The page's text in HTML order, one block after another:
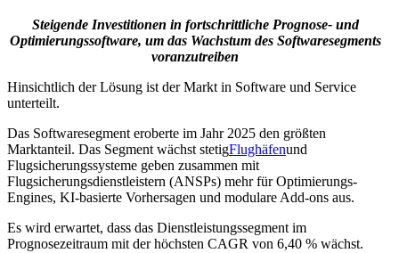
Steigende Investitionen in fortschrittliche Prognose- und
Optimierungssoftware, um das Wachstum des Softwaresegments
voranzutreiben
Hinsichtlich der Lösung ist der Markt in Software und Service
unterteilt.
Das Softwaresegment eroberte im Jahr 2025 den größten
Marktanteil. Das Segment wächst stetigFlughäfenund
Flugsicherungssysteme geben zusammen mit
Flugsicherungsdienstleistern (ANSPs) mehr für Optimierungs-
Engines, KI-basierte Vorhersagen und modulare Add-ons aus.
Es wird erwartet, dass das Dienstleistungssegment im
Prognosezeitraum mit der höchsten CAGR von 6,40 % wächst.